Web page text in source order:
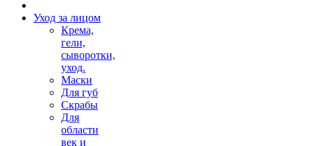
Уход за лицом
Крема,
гели,
сыворотки,
уход.
Маски
Для губ
Скрабы
Для
области
век и